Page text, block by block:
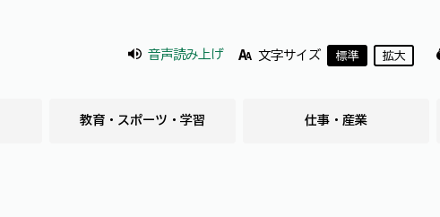
音声読み上げ 文字サイズ 標準 拡大
教育・スポーツ・学習 仕事・産業